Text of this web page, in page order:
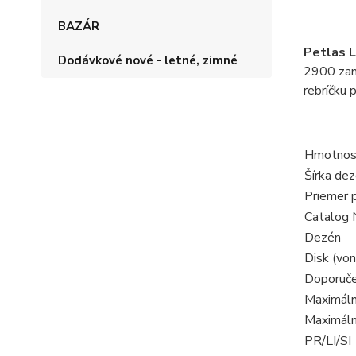
BAZÁR
Dodávkové nové - letné, zimné Petlas
2900
rebríčku
Šírka
Priemer
Catalog
Dezén
Disk
PR/LI/SI